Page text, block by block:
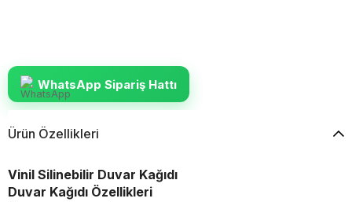
WhatsApp Sipariş Hattı
Ürün Özellikleri
Vinil Silinebilir Duvar Kağıdı
Duvar Kağıdı Özellikleri